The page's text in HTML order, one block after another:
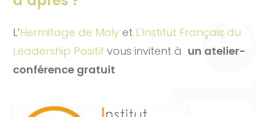
L’Hermitage de Moly et L’institut Français du
Leadership Positifvous invitent à un atelier-
conférence gratuit